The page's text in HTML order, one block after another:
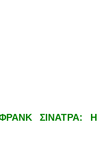
ΣΙΝΑΤΡΑ: Η